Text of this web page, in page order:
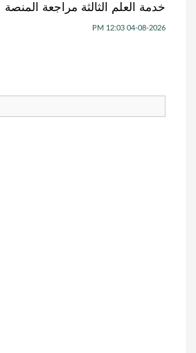
خدمة العلم الثالثة مراجعة المنصة
04-08-2026 12:03 PM